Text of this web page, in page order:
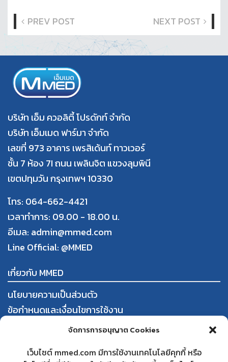
จัดการการอนุญาต Cookies
เว็บไซต์ mmed.com มีการใช้งานเทคโนโลยีคุกกี้ หรือ
PREV POST NEXT POST
บริษัท เอ็ม ควอลิตี้ โปรดักท์ จำกัด
บริษัท เอ็มเมด ฟาร์มา จำกัด
เลขที่ 973 อาคาร เพรสิเด้นท์ ทาวเวอร์
ชั้น 7 ห้อง 7I ถนน เพลินจิต แขวงลุมพินี
เขตปทุมวัน กรุงเทพฯ 10330
โทร: 064-662-4421
เวลาทำการ: 09.00 - 18.00 น.
อีเมล: admin@mmed.com
Line Official: @MMED
เกี่ยวกับ MMED
นโยบายความเป็นส่วนตัว
ข้อกำหนดและเงื่อนไขการใช้งาน
การสั่งซื้อและชำระสินค้า